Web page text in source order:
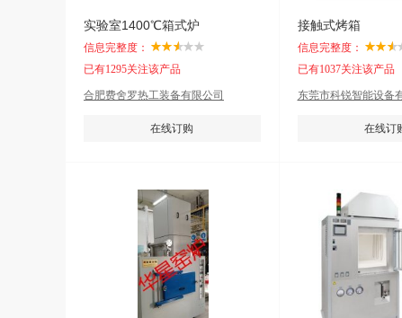
实验室1400℃箱式炉
信息完整度：
已有1295关注该产品
合肥费舍罗热工装备有限公司
在线订购
接触式烤箱
信息完整度：
已有1037关注该产品
东莞市科锐智能设备
在线订